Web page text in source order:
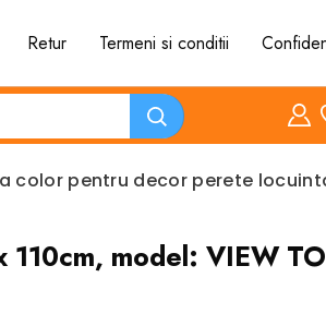
Retur Termeni si conditii
color pentru decor perete
model: VIEW